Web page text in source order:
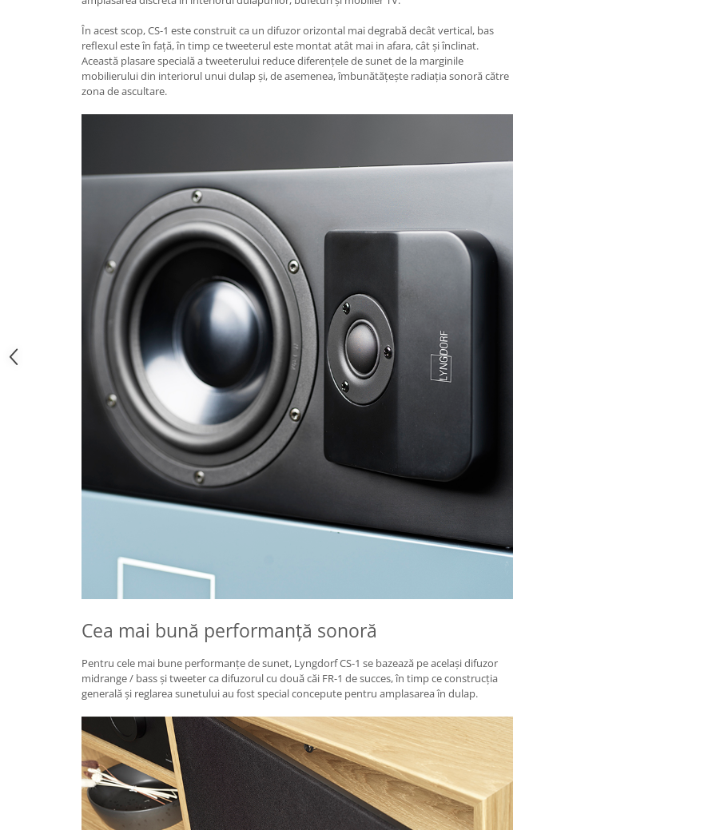
În acest scop, CS-1 este construit ca un difuzor orizontal mai degrabă decât vertical, bas
reflexul este în față, în timp ce tweeterul este montat atât mai in afara, cât și înclinat.
Această plasare specială a tweeterului reduce diferențele de sunet de la marginile
mobilierului din interiorul unui dulap și, de asemenea, îmbunătățește radiația sonoră către
zona de ascultare.
Cea mai bună performanță sonoră
Pentru cele mai bune performanțe de sunet, Lyngdorf CS-1 se bazează pe același difuzor
midrange / bass și tweeter ca difuzorul cu două căi FR-1 de succes, în timp ce construcția
generală și reglarea sunetului au fost special concepute pentru amplasarea în dulap.